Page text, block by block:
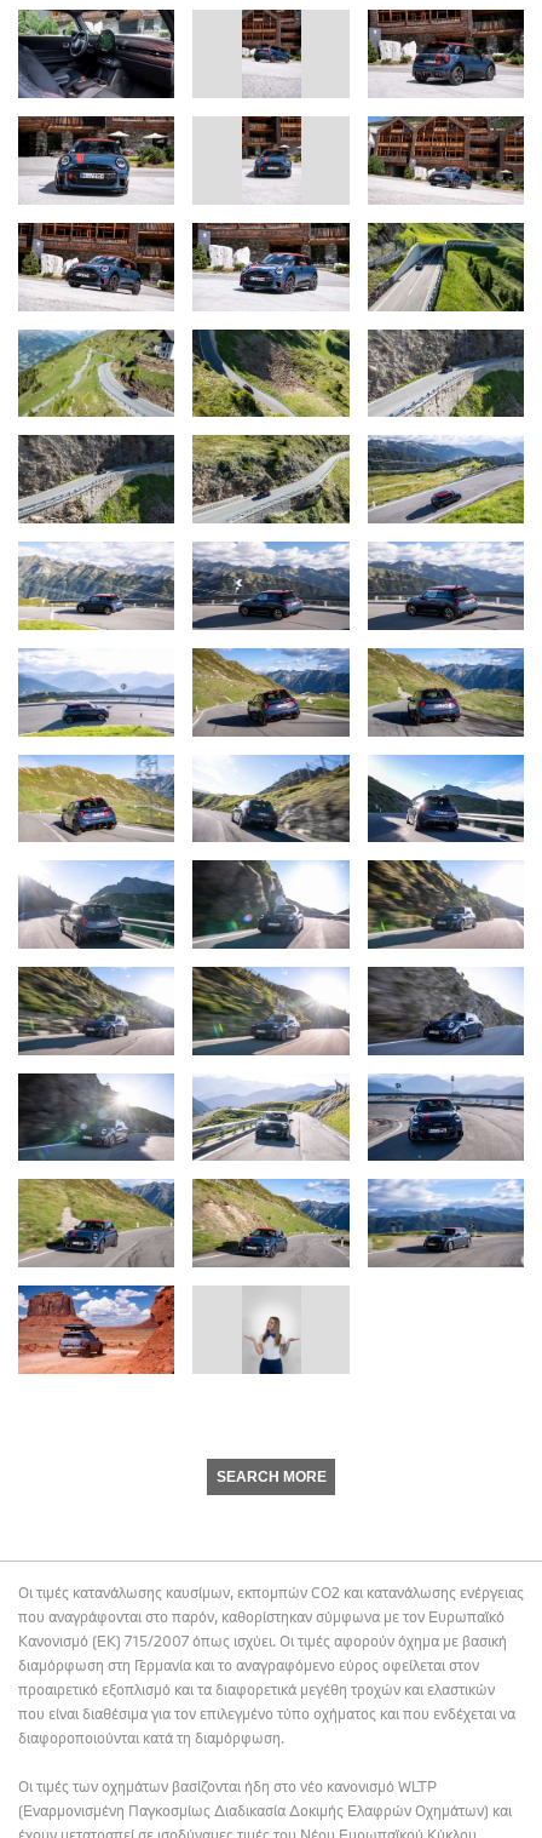
SEARCH MORE
Οι τιμές κατανάλωσης καυσίμων, εκπομπών CO2 και κατανάλωσης ενέργειας
που αναγράφονται στο παρόν, καθορίστηκαν σύμφωνα με τον Ευρωπαϊκό
Κανονισμό (ΕΚ) 715/2007 όπως ισχύει. Οι τιμές αφορούν όχημα με βασική
διαμόρφωση στη Γερμανία και το αναγραφόμενο εύρος οφείλεται στον
προαιρετικό εξοπλισμό και τα διαφορετικά μεγέθη τροχών και ελαστικών
που είναι διαθέσιμα για τον επιλεγμένο τύπο οχήματος και που ενδέχεται να
διαφοροποιούνται κατά τη διαμόρφωση.
Οι τιμές των οχημάτων βασίζονται ήδη στο νέο κανονισμό WLTP
(Εναρμονισμένη Παγκοσμίως Διαδικασία Δοκιμής Ελαφρών Οχημάτων) και